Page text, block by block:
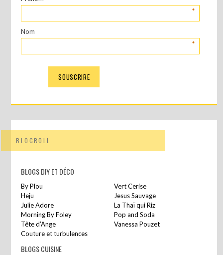
*
Nom
*
BLOGROLL
BLOGS DIY ET DÉCO
By Plou
Vert Cerise
Heju
Jesus Sauvage
Julie Adore
La Thaï qui Riz
Morning By Foley
Pop and Soda
Tête d’Ange
Vanessa Pouzet
Couture et turbulences
BLOGS CUISINE